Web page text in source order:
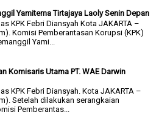
Yamitema Tirtajaya Laoly Senin Depan
KPK Febri Diansyah Kota JAKARTA –
Komisi Pemberantasan Korupsi (KPK)
Yami...
Komisaris Utama PT. WAE Darwin
KPK Febri Diansyah. Kota JAKARTA –
Setelah dilakukan serangkaian
Pemberantas...